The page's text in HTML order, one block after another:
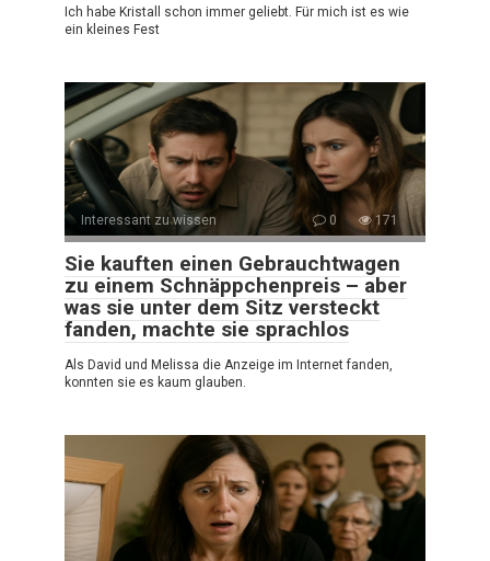
Ich habe Kristall schon immer geliebt. Für mich ist es wie
ein kleines Fest
Interessant zu wissen 0 171
Sie kauften einen Gebrauchtwagen
zu einem Schnäppchenpreis – aber
was sie unter dem Sitz versteckt
fanden, machte sie sprachlos
Als David und Melissa die Anzeige im Internet fanden,
konnten sie es kaum glauben.